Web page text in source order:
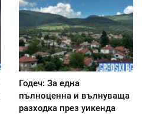
Годеч: За една
пълноценна и вълнуваща
разходка през уикенда